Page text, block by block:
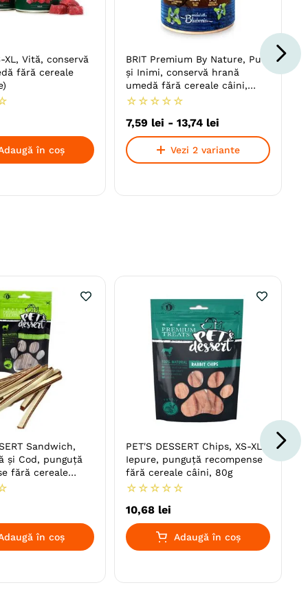
XL, Vită, conservă
fără cereale
în coș
BRIT Premium By Nature, Pui
și Inimi, conservă hrană
umedă fără cereale câini,
(pate)
☆ ☆ ☆ ☆ ☆
7,59 lei - 13,74 lei
Vezi 2 variante
Sandwich,
și Cod, punguță
fără cereale
în coș
PET'S DESSERT Chips, XS-XL,
Iepure, punguță recompense
fără cereale câini, 80g
☆ ☆ ☆ ☆ ☆
10,68 lei
Adaugă în coș